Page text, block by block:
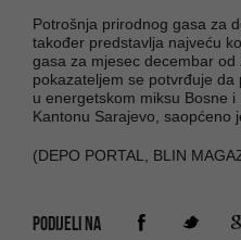
Potrošnja prirodnog gasa za
također predstavlja najveću
gasa za mjesec decembar
pokazateljem se potvrđuje
u energetskom miksu Bosne
Kantonu Sarajevo, saopćeno
(DEPO PORTAL, BLIN
PODIJELI NA